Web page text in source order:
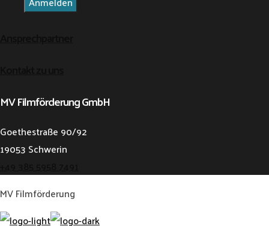
MV Filmförderung GmbH
Goethestraße 90/92
19053 Schwerin
MV Filmförderung